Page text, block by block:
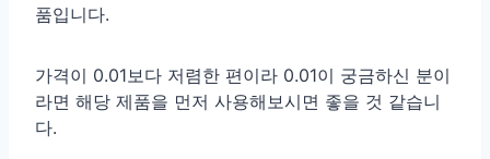
품입니다.
가격이 0.01보다 저렴한 편이라 0.01이 궁금하신 분이
라면 해당 제품을 먼저 사용해보시면 좋을 것 같습니
다.